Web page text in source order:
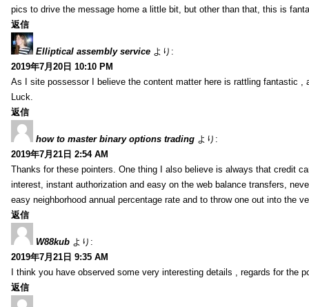
pics to drive the message home a little bit, but other than that, this is
返信
Elliptical assembly service より:
2019年7月20日 10:10 PM
As I site possessor I believe the content matter here is rattling fantastic ,
Luck.
返信
how to master binary options trading より:
2019年7月21日 2:54 AM
Thanks for these pointers. One thing I also believe is always that credit
interest, instant authorization and easy on the web balance transfers,
easy neighborhood annual percentage rate and to throw one out into the
返信
W88kub より:
2019年7月21日 9:35 AM
I think you have observed some very interesting details , regards for the
返信